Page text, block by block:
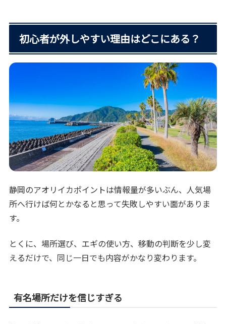
初心者が外しやすい理由はどこにある？
静岡のアオリイカポイントは情報量が多いぶん、人気場
所へ行けば何とかなると思って失敗しやすい面がありま
す。
とくに、場所選び、エギの使い方、移動の判断を少し変
えるだけで、同じ一日でも内容がかなり変わります。
有名場所だけを信じすぎる